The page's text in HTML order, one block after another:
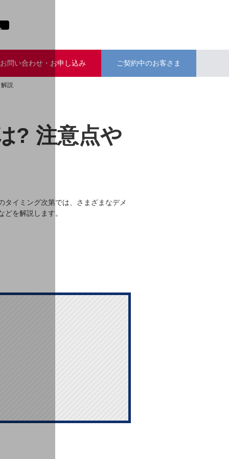
お問い合わせ・お申し込み ご契約中のお客さま
説
? 注意点や
タイミング次第では、さまざまなデメ
を解説します。